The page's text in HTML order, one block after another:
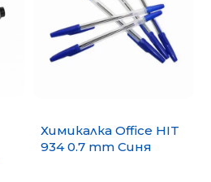
Химикалка Office HIT
934 0.7 mm Синя